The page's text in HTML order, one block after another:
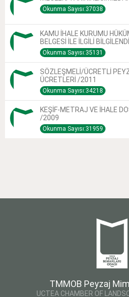
Okunma Sayısı:37038
KAMU İHALE KURUMU
BELGESİ İLE İLGİLİ
Okunma Sayısı:35131
SÖZLEŞMELİ/ÜCRETLİ
ÜCRETLERİ /2011
Okunma Sayısı:34218
KEŞİF-METRAJ VE İHALE
/2009
Okunma Sayısı:31959
TMMOB Peyzaj
UCTEA CHAMBER OF